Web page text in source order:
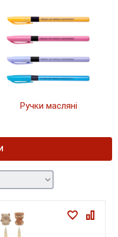
Ручки масляні